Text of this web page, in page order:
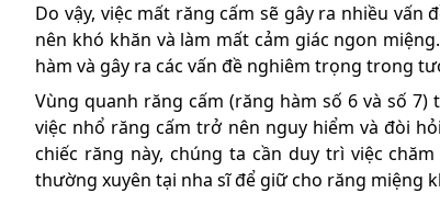
Do vậy, việc mất răng cấm sẽ gây ra nhiều
nên khó khăn và làm mất cảm giác ngon
hàm và gây ra các vấn đề nghiêm trọng trong
Vùng quanh răng cấm (răng hàm số 6 và số
việc nhổ răng cấm trở nên nguy hiểm và đòi
chiếc răng này, chúng ta cần duy trì việc
thường xuyên tại nha sĩ để giữ cho răng miệng